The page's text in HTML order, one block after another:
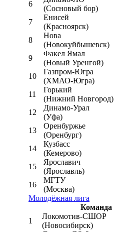
6
(Сосновый бор)
7
Енисей
(Красноярск)
8
Нова
(Новокуйбышевск)
9
Факел Ямал
(Новый Уренгой)
10
Газпром-Югра
(ХМАО-Югра)
11
Горький
(Нижний Новгород)
12
Динамо-Урал
(Уфа)
13
Оренбуржье
(Оренбург)
14
Кузбасс
(Кемерово)
15
Ярославич
(Ярославль)
16
МГТУ
(Москва)
Молодёжная лига
Команда
1
Локомотив-CШОР
(Новосибирск)